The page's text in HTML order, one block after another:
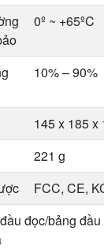
0º ~ +65ºC
10% – 90%
145 x 185 x
221 g
FCC, CE,
đọc/bảng